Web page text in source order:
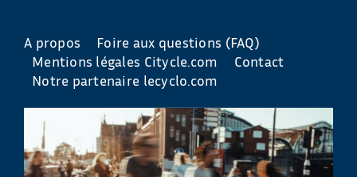
A propos
Foire aux questions (FAQ)
Mentions légales Citycle.com
Contact
Notre partenaire lecyclo.com